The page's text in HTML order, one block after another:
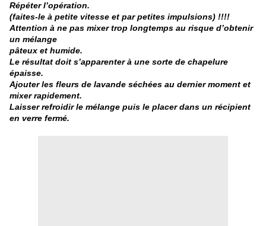
Répéter l’opération.
(faites-le à petite vitesse et par petites impulsions) !!!!
Attention à ne pas mixer trop longtemps au risque d’obtenir
un mélange
pâteux et humide.
Le résultat doit s’apparenter à une sorte de chapelure
épaisse.
Ajouter les fleurs de lavande séchées au dernier moment et
mixer rapidement.
Laisser refroidir le mélange puis le placer dans un récipient
en verre fermé.